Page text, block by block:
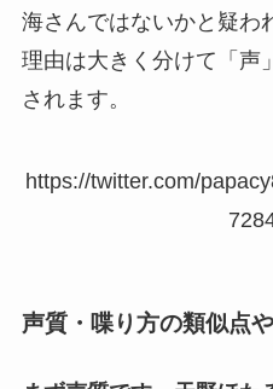
海さんではないかと疑わ
理由は大きく分けて「声
されます。
https://twitter.com/
声質・喋り方の類似点